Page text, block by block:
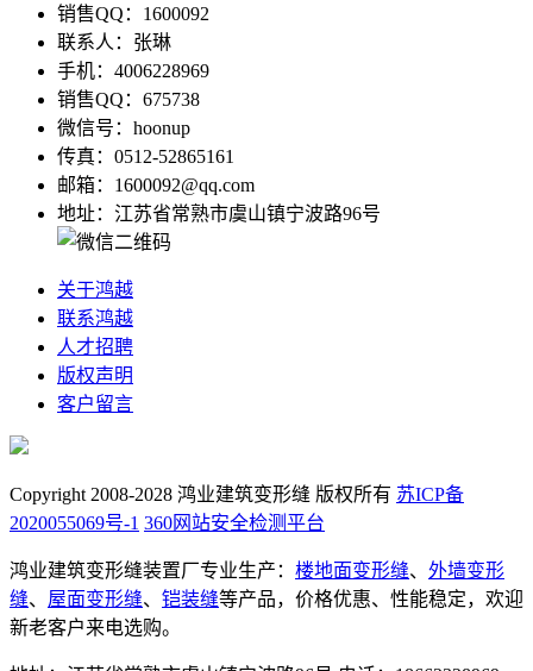
销售QQ：1600092
联系人：张琳
手机：4006228969
销售QQ：675738
微信号：hoonup
传真：0512-52865161
邮箱：1600092@qq.com
地址：江苏省常熟市虞山镇宁波路96号
关于鸿越
联系鸿越
人才招聘
版权声明
客户留言
Copyright 2008-2028 鸿业建筑变形缝 版权所有 苏ICP备
2020055069号-1 360网站安全检测平台
鸿业建筑变形缝装置厂专业生产： 楼地面变形缝、 外墙变形
缝、 屋面变形缝、 铠装缝等产品，价格优惠、性能稳定，欢迎
新老客户来电选购。